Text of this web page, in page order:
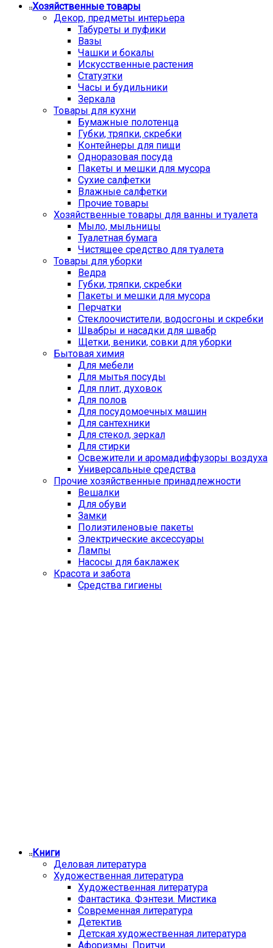
Хозяйственные товары
Декор, предметы интерьера
Табуреты и пуфики
Вазы
Чашки и бокалы
Искусственные растения
Статуэтки
Часы и будильники
Зеркала
Товары для кухни
Бумажные полотенца
Губки, тряпки, скребки
Контейнеры для пищи
Одноразовая посуда
Пакеты и мешки для мусора
Сухие салфетки
Влажные салфетки
Прочие товары
Хозяйственные товары для ванны и туалета
Мыло, мыльницы
Туалетная бумага
Чистящее средство для туалета
Товары для уборки
Ведра
Губки, тряпки, скребки
Пакеты и мешки для мусора
Перчатки
Стеклоочистители, водосгоны и скребки
Швабры и насадки для швабр
Щетки, веники, совки для уборки
Бытовая химия
Для мебели
Для мытья посуды
Для плит, духовок
Для полов
Для посудомоечных машин
Для сантехники
Для стекол, зеркал
Для стирки
Освежители и аромадиффузоры воздуха
Универсальные средства
Прочие хозяйственные принадлежности
Вешалки
Для обуви
Замки
Полиэтиленовые пакеты
Электрические аксессуары
Лампы
Насосы для баклажек
Красота и забота
Средства гигиены
Книги
Деловая литература
Художественная литература
Художественная литература
Фантастика. Фэнтези. Мистика
Современная литература
Детектив
Детская художественная литература
Афоризмы. Притчи